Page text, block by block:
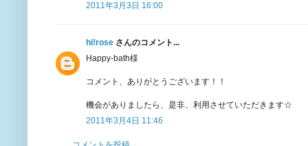
2011年3月3日 16:00
hi!rose さんのコメント...
Happy-bath様
コメント、ありがとうございます！！
機会がありましたら、是非、利用させていただきます☆
2011年3月4日 11:46